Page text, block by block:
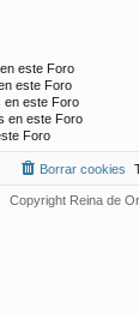
este Foro
este Foro
en este Foro
en este Foro
Foro
Borrar cookies
Copyright Reina de